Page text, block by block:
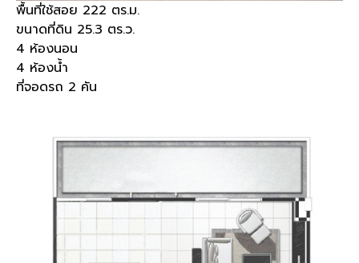
พื้นที่ใช้สอย 222 ตร.ม.
ขนาดที่ดิน 25.3 ตร.ว.
4 ห้องนอน
4 ห้องน้ำ
ที่จอดรถ 2 คัน